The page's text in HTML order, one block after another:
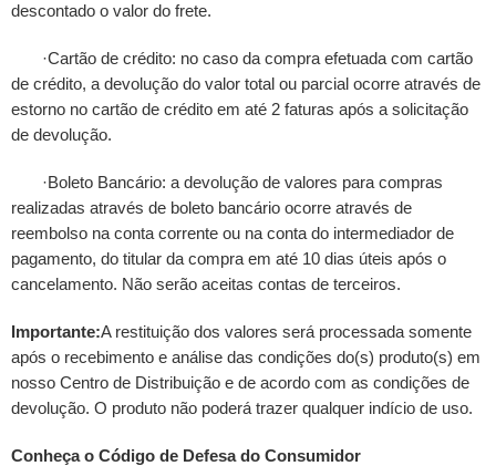
descontado o valor do frete.
·Cartão de crédito: no caso da compra efetuada com cartão
de crédito, a devolução do valor total ou parcial ocorre através de
estorno no cartão de crédito em até 2 faturas após a solicitação
de devolução.
·Boleto Bancário: a devolução de valores para compras
realizadas através de boleto bancário ocorre através de
reembolso na conta corrente ou na conta do intermediador de
pagamento, do titular da compra em até 10 dias úteis após o
cancelamento. Não serão aceitas contas de terceiros.
Importante:A restituição dos valores será processada somente
após o recebimento e análise das condições do(s) produto(s) em
nosso Centro de Distribuição e de acordo com as condições de
devolução. O produto não poderá trazer qualquer indício de uso.
Conheça o Código de Defesa do Consumidor